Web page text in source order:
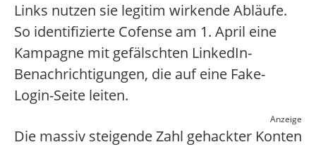
Links nutzen sie legitim wirkende Abläufe.
So identifizierte Cofense am 1. April eine
Kampagne mit gefälschten LinkedIn-
Benachrichtigungen, die auf eine Fake-
Login-Seite leiten.
Anzeige
Die massiv steigende Zahl gehackter Konten